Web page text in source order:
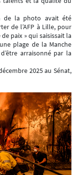
de la photo avait été
de l’AFP à Lille, pour
paix » qui saisissait la
plage de la Manche
arraisonné par la
2025 au Sénat,